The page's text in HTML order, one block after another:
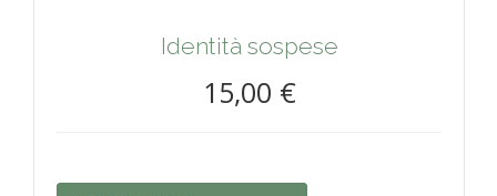
Identità sospese
15,00 €